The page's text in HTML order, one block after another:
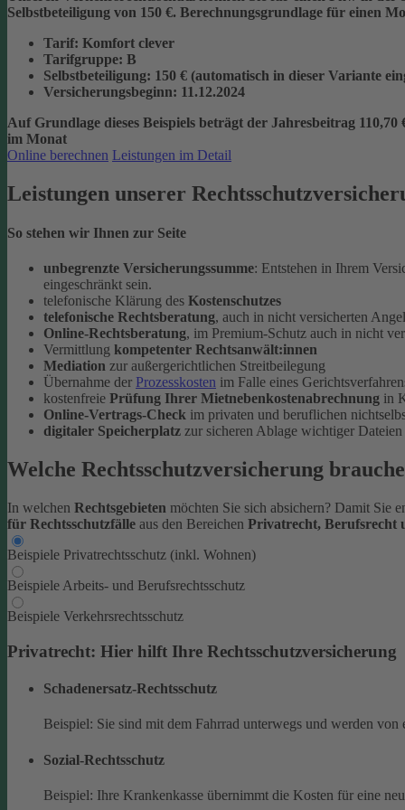
Selbstbeteiligung von 150 €. Berechnungsgrundlage für einen
Tarif: Komfort clever
Tarifgruppe: B
Selbstbeteiligung: 150 € (automatisch in dieser Variante
Versicherungsbeginn: 11.12.2024
Auf Grundlage dieses Beispiels beträgt der Jahresbeitrag 110,70
im Monat
Online berechnen Leistungen im Detail
Leistungen unserer
So stehen wir Ihnen zur Seite
unbegrenzte Versicherungssumme: Entstehen in Ihrem
eingeschränkt sein.
telefonische Klärung des Kostenschutzes
telefonische Rechtsberatung, auch in nicht versicherten
Online-Rechtsberatung, im Premium-Schutz auch in nicht
Vermittlung kompetenter Rechtsanwält:innen
Mediation zur außergerichtlichen Streitbeilegung
Übernahme der Prozesskosten im Falle eines
kostenfreie Prüfung Ihrer Mietnebenkostenabrechnung in
Online-Vertrags-Check im privaten und beruflichen
digitaler Speicherplatz zur sicheren Ablage wichtiger
Welche Rechtsschutzversicherung
In welchen Rechtsgebieten möchten Sie sich absichern? Damit Sie
für Rechtsschutzfälle aus den Bereichen Privatrecht, Berufsrecht
Beispiele Privatrechtsschutz (inkl. Wohnen)
Beispiele Arbeits- und Berufsrechtsschutz
Beispiele Verkehrsrechtsschutz
Privatrecht: Hier hilft Ihre Rechtsschutzversicherung
Schadenersatz-Rechtsschutz
Beispiel: Sie sind mit dem Fahrrad unterwegs und werden
Sozial-Rechtsschutz
Beispiel: Ihre Krankenkasse übernimmt die Kosten für eine